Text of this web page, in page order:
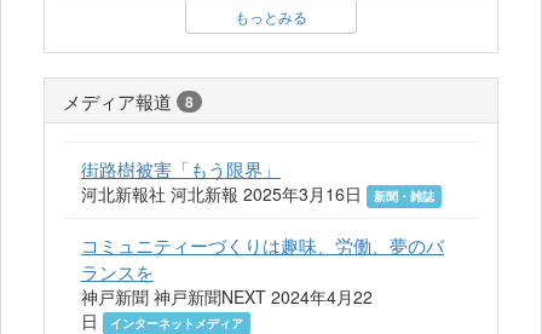
もっとみる
メディア報道 8
街路樹被害「もう限界」
河北新報社 河北新報 2025年3月16日 新聞・雑誌
コミュニティーづくりは趣味、労働、夢のバ
ランスを
神戸新聞 神戸新聞NEXT 2024年4月22
日
インターネットメディア